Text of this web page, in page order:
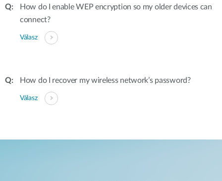
How do I enable WEP encryption so my older devices can
connect?
Válasz
How do I recover my wireless network’s password?
Válasz